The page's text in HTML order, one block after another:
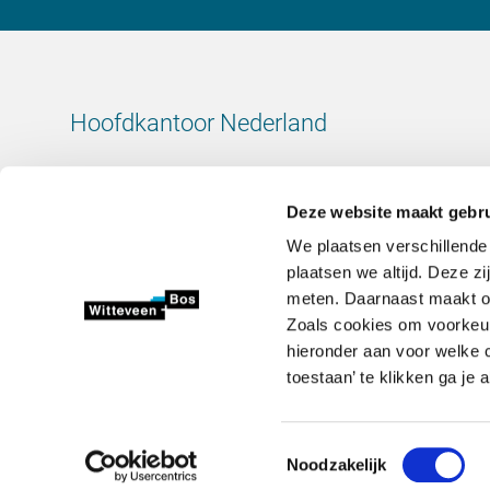
Deze website maakt
We plaatsen
plaatsen we altijd. Deze
meten. Daarnaast maakt
Zoals cookies om
hieronder aan voor welke
toestaan’ te klikken ga je
Toestemmingsselectie
Noodzakelijk
Hoofdkantoor Nederland
BTW-nummer: 800288920
2026 © Witteveen+Bos N.V. Privacyverklaring Disclaimer